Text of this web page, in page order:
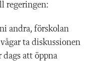
regeringen:
andra, förskolan
ta diskussionen
att öppna